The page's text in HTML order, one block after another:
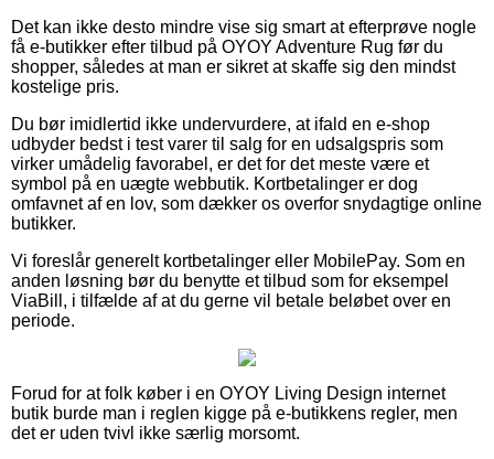
Det kan ikke desto mindre vise sig smart at efterprøve nogle
få e-butikker efter tilbud på OYOY Adventure Rug før du
shopper, således at man er sikret at skaffe sig den mindst
kostelige pris.
Du bør imidlertid ikke undervurdere, at ifald en e-shop
udbyder bedst i test varer til salg for en udsalgspris som
virker umådelig favorabel, er det for det meste være et
symbol på en uægte webbutik. Kortbetalinger er dog
omfavnet af en lov, som dækker os overfor snydagtige online
butikker.
Vi foreslår generelt kortbetalinger eller MobilePay. Som en
anden løsning bør du benytte et tilbud som for eksempel
ViaBill, i tilfælde af at du gerne vil betale beløbet over en
periode.
Forud for at folk køber i en OYOY Living Design internet
butik burde man i reglen kigge på e-butikkens regler, men
det er uden tvivl ikke særlig morsomt.